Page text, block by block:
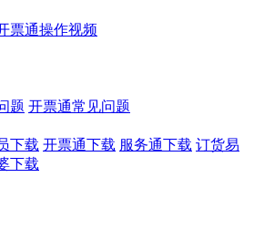
票通操作视频
题 开票通常见问题
下载 开票通下载 服务通下载 订货易
下载